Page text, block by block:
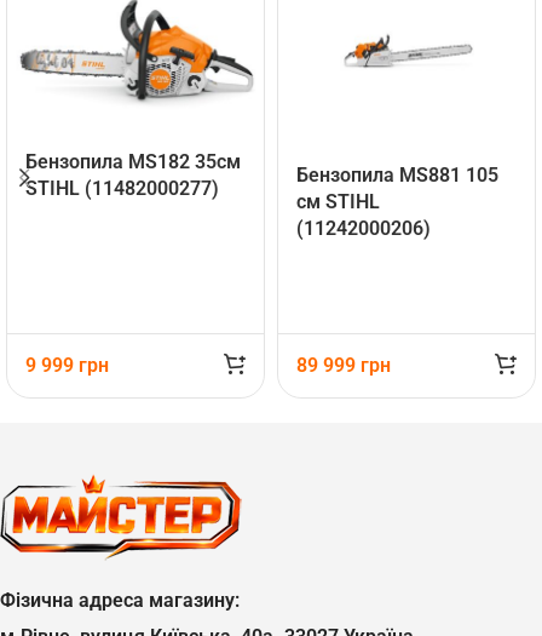
Бензопила MS182 35см
STIHL (11482000277)
9 999 грн
Бензопила MS881 105
см STIHL
(11242000206)
89 999 грн
Фізична адреса магазину: